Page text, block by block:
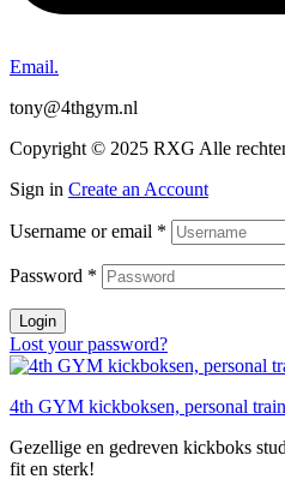
Email.
tony@4thgym.nl
Copyright © 2025 RXG Alle
Sign in Create an Account
Username or email *
Password *
Login
Lost your password?
4th GYM kickboksen, personal
Gezellige en gedreven kickboks
fit en sterk!